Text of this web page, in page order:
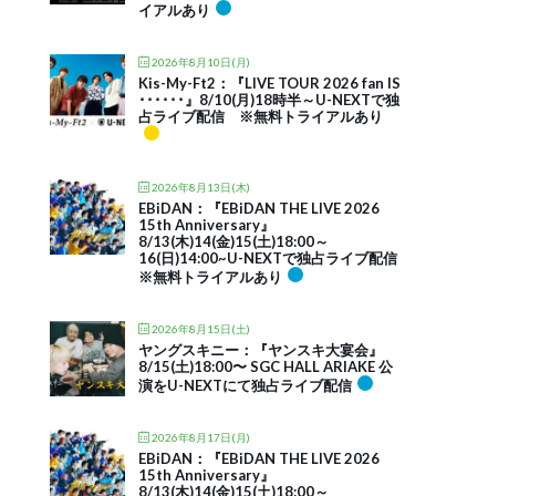
イアルあり
2026年8月10日(月)
Kis-My-Ft2：『LIVE TOUR 2026 fan IS
･･････』8/10(月)18時半～U-NEXTで独
占ライブ配信 ※無料トライアルあり
2026年8月13日(木)
EBiDAN：『EBiDAN THE LIVE 2026
15th Anniversary』
8/13(木)14(金)15(土)18:00～
16(日)14:00~U-NEXTで独占ライブ配信
※無料トライアルあり
2026年8月15日(土)
ヤングスキニー：『ヤンスキ大宴会』
8/15(土)18:00〜 SGC HALL ARIAKE 公
演をU-NEXTにて独占ライブ配信
2026年8月17日(月)
EBiDAN：『EBiDAN THE LIVE 2026
15th Anniversary』
8/13(木)14(金)15(土)18:00～